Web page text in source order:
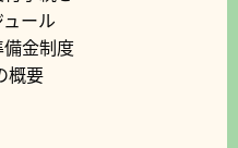
ール
金制度
概要